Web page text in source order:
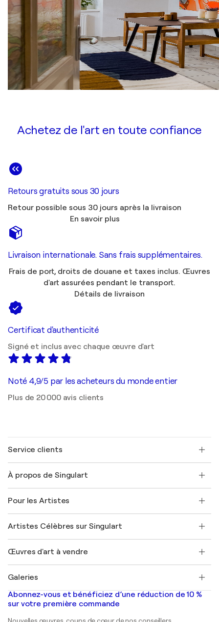
Achetez de l'art en toute confiance
Retours gratuits sous 30 jours
Retour possible sous 30 jours après la livraison
En savoir plus
Livraison internationale. Sans frais supplémentaires.
Frais de port, droits de douane et taxes inclus. Œuvres
d'art assurées pendant le transport.
Détails de livraison
Certificat d'authenticité
Signé et inclus avec chaque œuvre d'art
Noté 4,9/5 par les acheteurs du monde entier
Plus de 20 000 avis clients
Service clients
Expédition
Offrir une carte cadeau
Rejoignez notre programme commercial
Mon compte
+33 1 76 44 06 42
À propos de Singulart
FAQ
Magazine Singulart
Emplois
Découvrez une sélection d'art original
Pour les Artistes
Se connecter en tant qu'Artiste
Artistes Célèbres sur Singulart
Marc Chagall
Banksy
Mr. Brainwash
Shepard Fairey
Œuvres d'art à vendre
Tableaux abstraits à vendre
Peintures de paysage
Estampes
Galeries
Galeries d'art en France
Galeries d'art en Belgique
Abonnez-vous et bénéficiez d’une réduction de 10 %
sur votre première commande